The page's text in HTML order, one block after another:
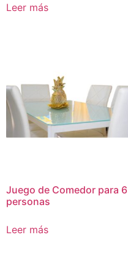
Leer más
Juego de Comedor para 6
personas
Leer más